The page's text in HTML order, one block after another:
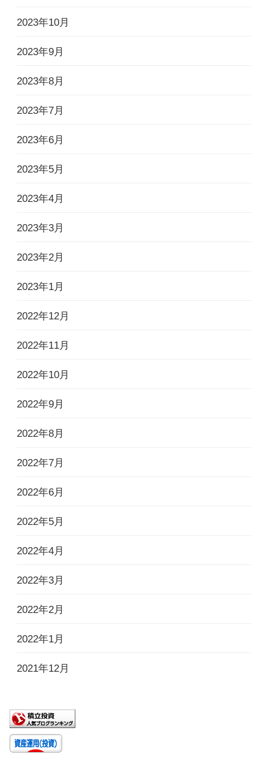
2023年10月
2023年9月
2023年8月
2023年7月
2023年6月
2023年5月
2023年4月
2023年3月
2023年2月
2023年1月
2022年12月
2022年11月
2022年10月
2022年9月
2022年8月
2022年7月
2022年6月
2022年5月
2022年4月
2022年3月
2022年2月
2022年1月
2021年12月